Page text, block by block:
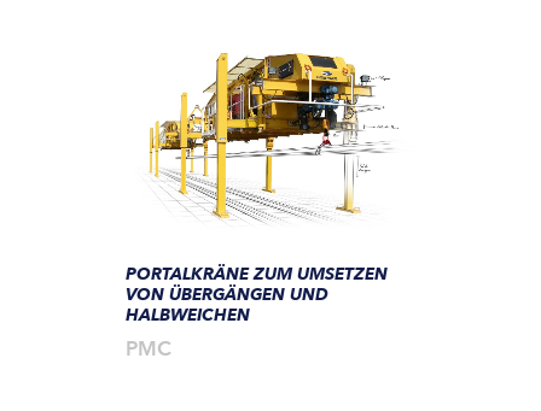
PORTALKRÄNE ZUM UMSETZEN
VON ÜBERGÄNGEN UND
HALBWEICHEN
PMC